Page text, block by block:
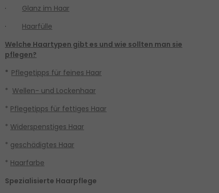
· Glanz im Haar
· Haarfülle
Welche Haartypen gibt es und wie sollten man sie
pflegen?
* Pflegetipps für feines Haar
* Wellen- und Lockenhaar
* Pflegetipps für fettiges Haar
* Widerspenstiges Haar
* geschädigtes Haar
* Haarfarbe
Spezialisierte Haarpflege